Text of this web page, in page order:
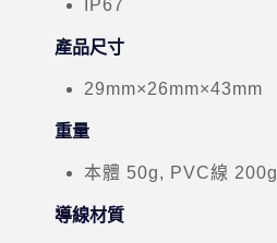
IP67
產品尺寸
29mm×26mm×43mm
重量
本體 50g, PVC線 200g
導線材質